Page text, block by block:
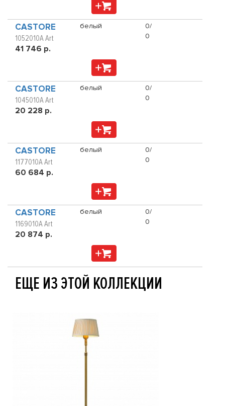
CASTORE
1052010A Art
41 746 р.
белый
0/
0
CASTORE
1045010A Art
20 228 р.
белый
0/
0
CASTORE
1177010A Art
60 684 р.
белый
0/
0
CASTORE
1169010A Art
20 874 р.
белый
0/
0
ЕЩЕ ИЗ ЭТОЙ КОЛЛЕКЦИИ